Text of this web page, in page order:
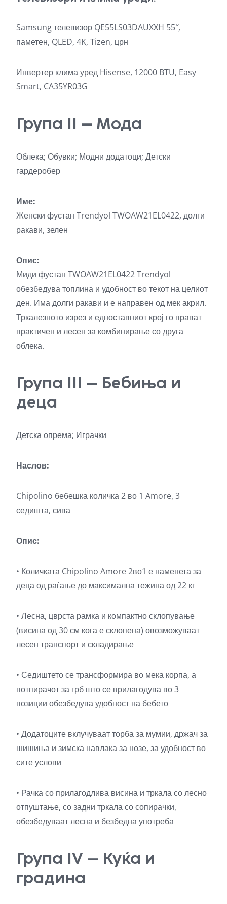
Samsung телевизор QE55LS03DAUXXH 55″,
паметен, QLED, 4K, Tizen, црн
Инвертер клима уред Hisense, 12000 BTU, Easy
Smart, CA35YR03G
Група II – Мода
Облека; Обувки; Модни додатоци; Детски
гардеробер
Име:
Женски фустан Trendyol TWOAW21EL0422, долги
ракави, зелен
Опис:
Миди фустан TWOAW21EL0422 Trendyol
обезбедува топлина и удобност во текот на целиот
ден. Има долги ракави и е направен од мек акрил.
Тркалезното изрез и едноставниот крој го прават
практичен и лесен за комбинирање со друга
облека.
Група III – Бебиња и
деца
Детска опрема; Играчки
Наслов:
Chipolino бебешка количка 2 во 1 Amore, 3
седишта, сива
Опис:
• Количката Chipolino Amore 2во1 е наменета за
деца од раѓање до максимална тежина од 22 кг
• Лесна, цврста рамка и компактно склопување
(висина од 30 см кога е склопена) овозможуваат
лесен транспорт и складирање
• Седиштето се трансформира во мека корпа, а
потпирачот за грб што се прилагодува во 3
позиции обезбедува удобност на бебето
• Додатоците вклучуваат торба за мумии, држач за
шишиња и зимска навлака за нозе, за удобност во
сите услови
• Рачка со прилагодлива висина и тркала со лесно
отпуштање, со задни тркала со сопирачки,
обезбедуваат лесна и безбедна употреба
Група IV – Куќа и
градина